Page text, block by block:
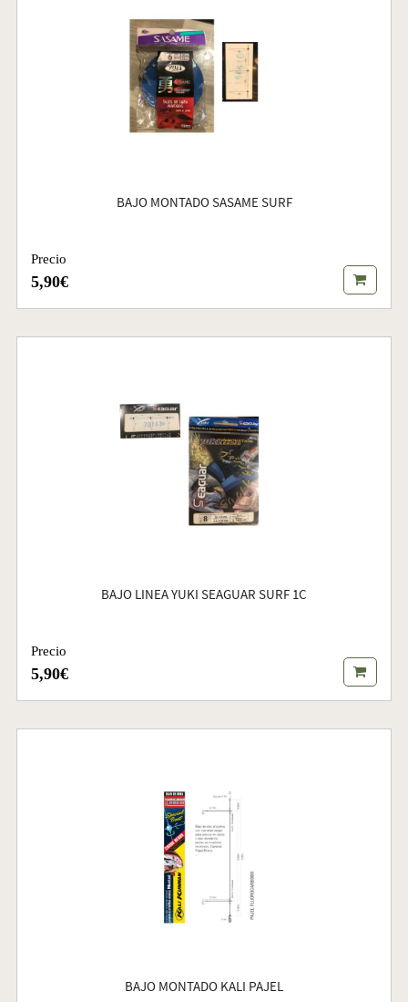
BAJO MONTADO SASAME SURF
Precio
5,90€
BAJO LINEA YUKI SEAGUAR SURF 1C
Precio
5,90€
BAJO MONTADO KALI PAJEL